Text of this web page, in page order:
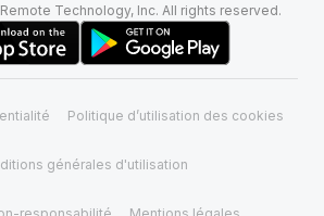
Technology, Inc. All rights reserved.
Politique d’utilisation des cookies
générales d'utilisation